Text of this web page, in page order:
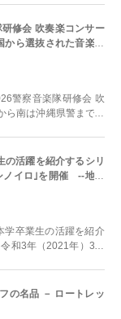
研修会 吹奏楽コンサー
から選抜された音楽隊
警察音楽隊研修会 吹
ら南は沖縄県警までの
の活躍を紹介するシリ
ノイロ｣を開催 --地域
卒業生の活躍を紹介
和3年（2021年）3月
の名品 － ロートレッ